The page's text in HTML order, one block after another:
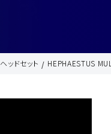
ヘッドセット HEPHAESTUS